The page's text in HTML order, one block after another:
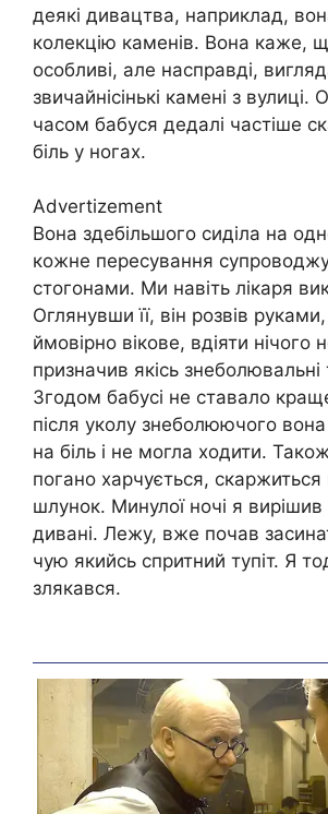
деякі дивацтва, наприклад,
колекцію каменів. Вона каже,
особливі, але насправді,
звичайнісінькі камені з вулиці.
часом бабуся дедалі частіше
біль у ногах.
Advertizement
Вона здебільшого сиділа на
кожне пересування
стогонами. Ми навіть лікаря
Оглянувши її, він розвів
ймовірно вікове, вдіяти нічого
призначив якісь знеболювальні
Згодом бабусі не ставало
після уколу знеболюючого
на біль і не могла ходити.
погано харчується, скаржиться
шлунок. Минулої ночі я вирішив
дивані. Лежу, вже почав
чую якийсь спритний тупіт. Я
злякався.